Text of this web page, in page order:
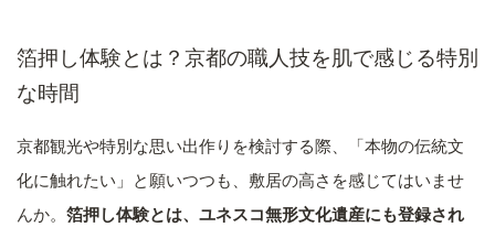
箔押し体験とは？京都の職人技を肌で感じる特別
な時間
京都観光や特別な思い出作りを検討する際、「本物の伝統文
化に触れたい」と願いつつも、敷居の高さを感じてはいませ
んか。 箔押し体験とは、ユネスコ無形文化遺産にも登録され